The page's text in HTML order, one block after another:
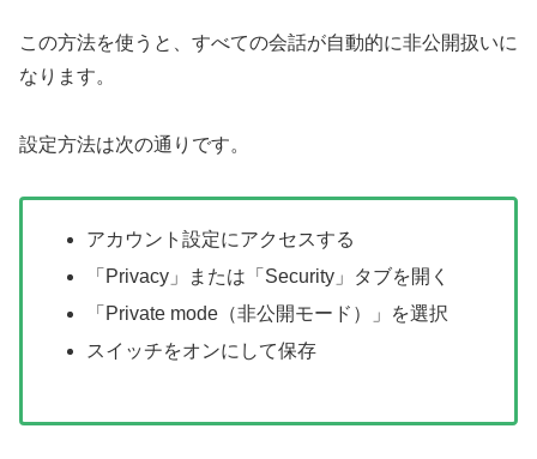
この方法を使うと、すべての会話が自動的に非公開扱いに
なります。
設定方法は次の通りです。
アカウント設定にアクセスする
「Privacy」または「Security」タブを開く
「Private mode（非公開モード）」を選択
スイッチをオンにして保存